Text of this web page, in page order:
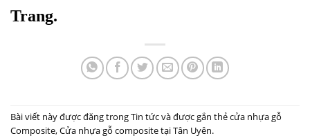
Trang.
Bài viết này được đăng trongTin tứcvà được gắn thẻcửa nhựa gỗ
Composite,Cửa nhựa gỗ composite tại Tân Uyên.